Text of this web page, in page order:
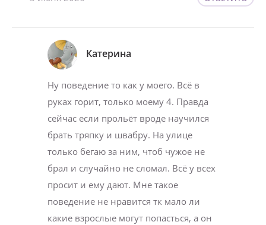
Катерина
Ну поведение то как у моего. Всё в
руках горит, только моему 4. Правда
сейчас если прольёт вроде научился
брать тряпку и швабру. На улице
только бегаю за ним, чтоб чужое не
брал и случайно не сломал. Всё у всех
просит и ему дают. Мне такое
поведение не нравится тк мало ли
какие взрослые могут попасться, а он